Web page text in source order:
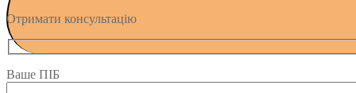
Отримати консультацію
Ваше ПІБ